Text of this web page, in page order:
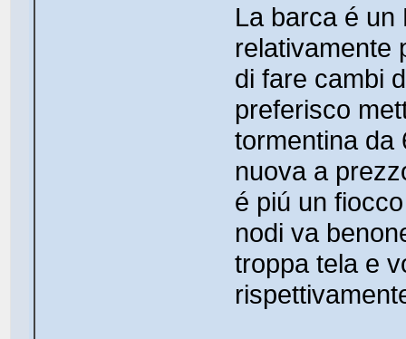
La barca é un
relativamente
di fare cambi
preferisco
tormentina da
nuova a
é piú un
nodi va
troppa tela e